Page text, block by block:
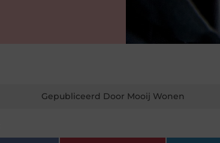
Gepubliceerd Door Mooij Wonen